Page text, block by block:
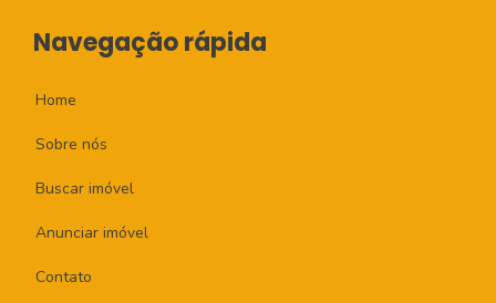
Navegação rápida
Home
Sobre nós
Buscar imóvel
Anunciar imóvel
Contato